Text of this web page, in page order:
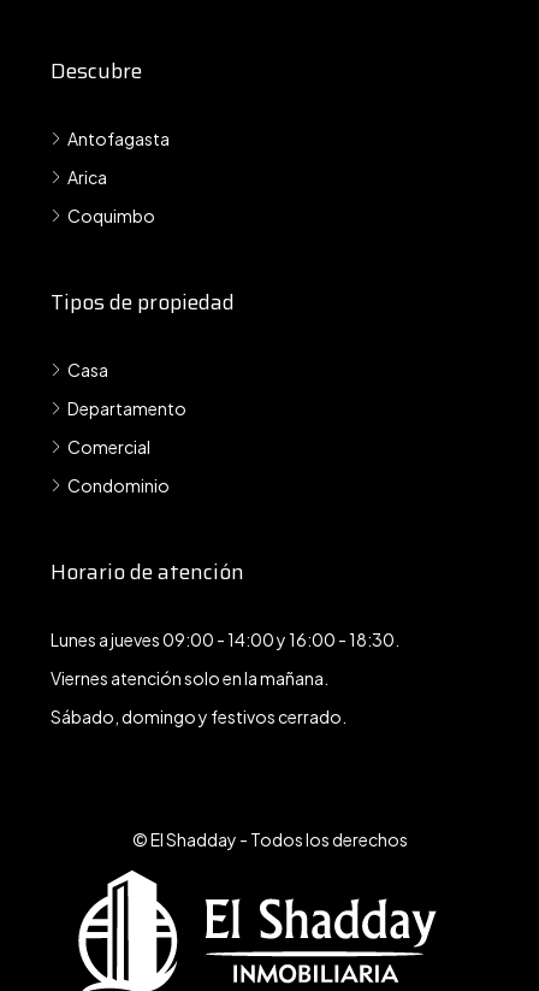
Descubre
Antofagasta
Arica
Coquimbo
Tipos de propiedad
Casa
Departamento
Comercial
Condominio
Horario de atención
Lunes a jueves 09:00 - 14:00 y 16:00 - 18:30.
Viernes atención solo en la mañana.
Sábado, domingo y festivos cerrado.
© El Shadday - Todos los derechos